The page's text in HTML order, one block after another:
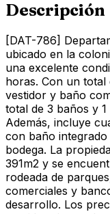
Descripción
[DAT-786]
ubicado en la
una excelente
horas. Con un
vestidor y baño
total de 3 baños y
Además, incluye
con baño
bodega. La
391m2 y se
rodeada de
comerciales y
desarrollo. Los